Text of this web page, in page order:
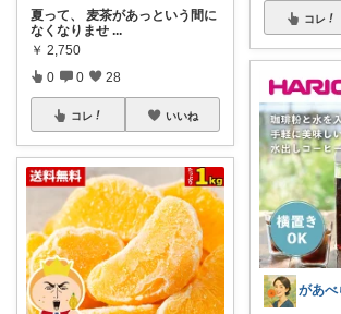
夏って、 麦茶があっという間に
なくなりませ ...
￥ 2,750
0 0 28
コレ いいね
コレ
があべ